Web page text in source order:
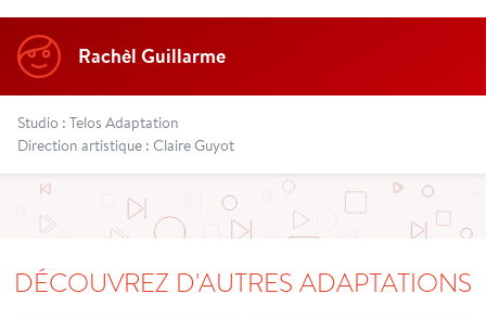
Rachèl Guillarme
Studio : Telos Adaptation
Direction artistique : Claire Guyot
DÉCOUVREZ D'AUTRES ADAPTATIONS